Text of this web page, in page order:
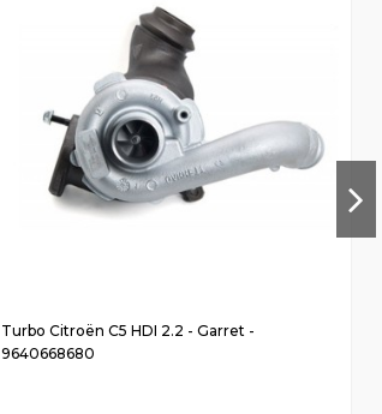
Turbo Citroën C5 HDI 2.2 - Garret -
9640668680